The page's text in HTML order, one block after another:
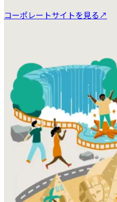
コーポレートサイトを見る↗